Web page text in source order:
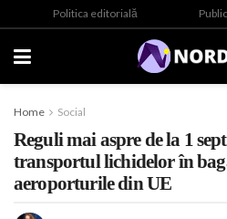
Politica editorială
Home Social
Reguli mai aspre de la 1
transportul lichidelor în
aeroporturile din UE